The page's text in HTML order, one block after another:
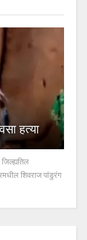
हत्या
शिवराज पांडुरंग